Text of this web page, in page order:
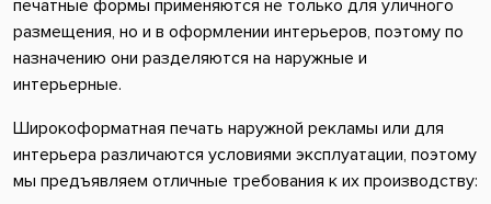
печатные формы применяются не только для уличного
размещения, но и в оформлении интерьеров, поэтому по
назначению они разделяются на наружные и
интерьерные.
Широкоформатная печать наружной рекламы или для
интерьера различаются условиями эксплуатации, поэтому
мы предъявляем отличные требования к их производству: